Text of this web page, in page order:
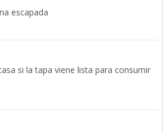
escapada
si la tapa viene lista para consumir